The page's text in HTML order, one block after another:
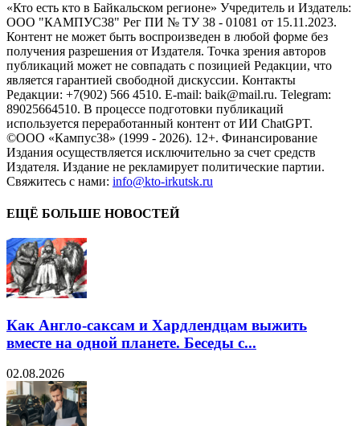
«Кто есть кто в Байкальском регионе» Учредитель и Издатель:
ООО "КАМПУС38" Рег ПИ № ТУ 38 - 01081 от 15.11.2023.
Контент не может быть воспроизведен в любой форме без
получения разрешения от Издателя. Точка зрения авторов
публикаций может не совпадать с позицией Редакции, что
является гарантией свободной дискуссии. Контакты
Редакции: +7(902) 566 4510. E-mail: baik@mail.ru. Telegram:
89025664510. В процессе подготовки публикаций
используется переработанный контент от ИИ ChatGPT.
©ООО «Кампус38» (1999 - 2026). 12+. Финансирование
Издания осуществляется исключительно за счет средств
Издателя. Издание не рекламирует политические партии.
Свяжитесь с нами: info@kto-irkutsk.ru
ЕЩЁ БОЛЬШЕ НОВОСТЕЙ
Как Англо-саксам и Хардлендцам выжить
вместе на одной планете. Беседы с...
02.08.2026